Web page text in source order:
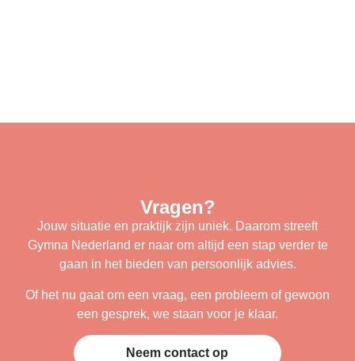
Vragen?
Jouw situatie en praktijk zijn uniek. Daarom streeft
Gymna Nederland er naar om altijd een stap verder te
gaan in het bieden van persoonlijk advies.
Of het nu gaat om een vraag, een probleem of gewoon
een gesprek, we staan voor je klaar.
Neem contact op